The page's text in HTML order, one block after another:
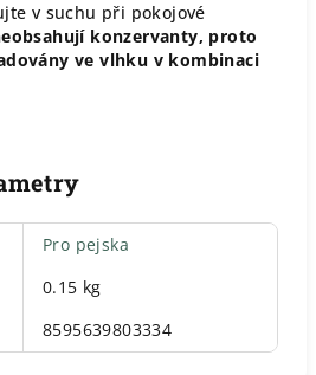
v suchu při pokojové
konzervanty, proto
ve vlhku v kombinaci
Pro pejska
0.15 kg
8595639803334